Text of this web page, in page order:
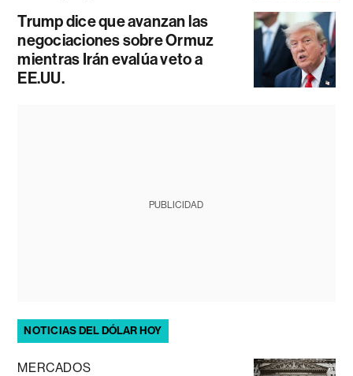
Trump dice que avanzan las
negociaciones sobre Ormuz
mientras Irán evalúa veto a
EE.UU.
PUBLICIDAD
NOTICIAS DEL DÓLAR HOY
MERCADOS